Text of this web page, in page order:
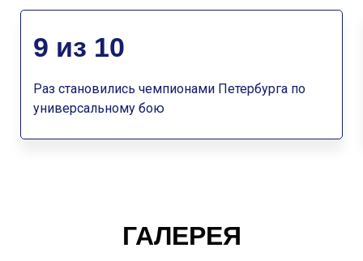
9 из 10
Раз становились чемпионами Петербурга по
универсальному бою
ГАЛЕРЕЯ